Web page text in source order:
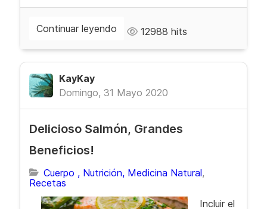
Continuar leyendo 12988 hits
KayKay
Domingo, 31 Mayo 2020
Delicioso Salmón, Grandes
Beneficios!
Cuerpo , Nutrición, Medicina Natural
Recetas
Incluir el